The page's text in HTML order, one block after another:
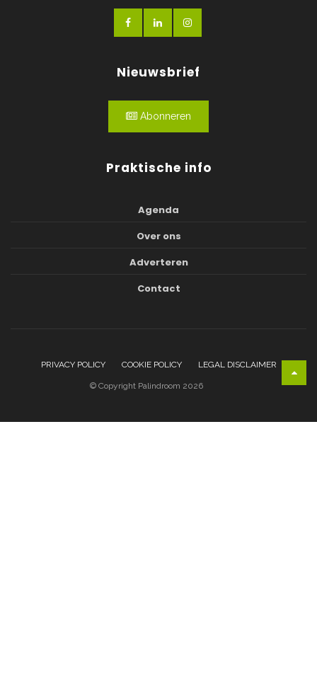
Nieuwsbrief
Abonneren
Praktische info
Agenda
Over ons
Adverteren
Contact
PRIVACY POLICY COOKIE POLICY LEGAL DISCLAIMER
© Copyright Palindroom 2026